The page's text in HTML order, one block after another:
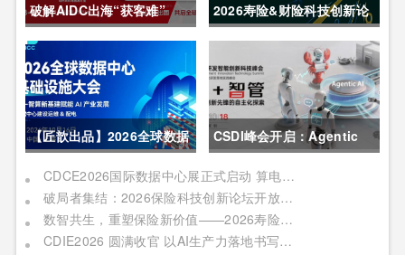
破解AIDC出海“获客难”
CDCE2026数据中心展
以“算电协同”重构全球算力
供应链
2026寿险&财险科技创新论
坛圆满举办
【匠歆出品】2026全球数据
中心基础设施大会首发｜院
士领衔，100+头部企业已确
认，500人齐聚上海
CSDI峰会开启：Agentic
AI 落地应用的黄金期，智能
系统重塑生产力
CDCE2026国际数据中心展正式启动 算电协同驱动产业升级 搭建全球合作平台
破局者集结：2026保险科技创新论坛开放“数智共生”最佳实践案例征集
数智共生，重塑保险新价值——2026寿险&财险科技创新论坛即将启幕
CDIE2026 圆满收官 以AI生产力落地书写数字化转型新答卷